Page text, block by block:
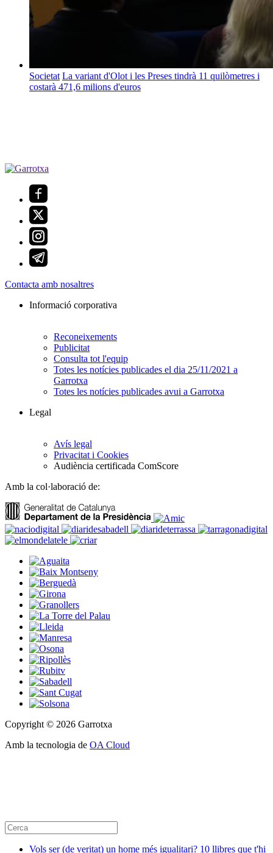
Societat La variant d'Olot i les Preses tindrà 11 quilòmetres i
costarà 471,6 milions d'euros
Contacta amb nosaltres
Informació corporativa
Reconeixements
Publicitat
Consulta tot l'equip
Totes les notícies publicades el dia 25/11/2021 a
Garrotxa
Totes les notícies publicades avui a Garrotxa
Legal
Avís legal
Privacitat i Cookies
Audiència certificada ComScore
Amb la col·laboració de:
Copyright © 2026 Garrotxa
Amb la tecnologia de OA Cloud
Vols ser (de veritat) un home més igualitari? 10 llibres que t'hi